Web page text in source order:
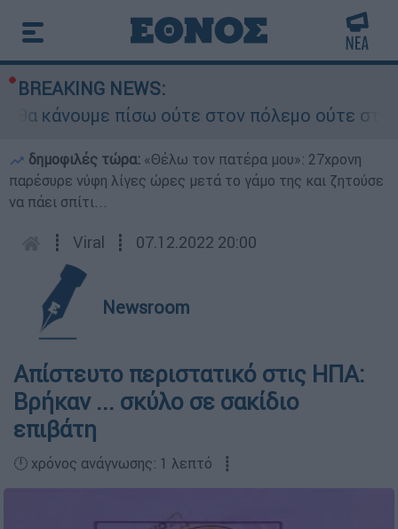
BREAKING NEWS:
κάνουμε πίσω ούτε στον πόλεμο ούτε στις
δημοφιλές τώρα: «Θέλω τον πατέρα μου»: 27χρονη
παρέσυρε νύφη λίγες ώρες μετά το γάμο της και ζητούσε
να πάει σπίτι...
┋ Viral ┋ 07.12.2022 20:00
Newsroom
Απίστευτο περιστατικό στις ΗΠΑ:
Βρήκαν ... σκύλο σε σακίδιο
επιβάτη
🕛 χρόνος ανάγνωσης: 1 λεπτό ┋